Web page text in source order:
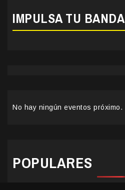
IMPULSA TU BANDA
No hay ningún eventos próximo.
POPULARES